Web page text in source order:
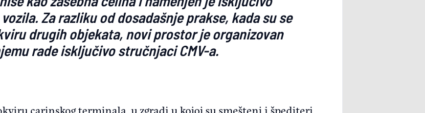
Za razliku od dosadašnje prakse, kada su se
drugih objekata, novi prostor je organizovan
rade isključivo stručnjaci CMV-a.